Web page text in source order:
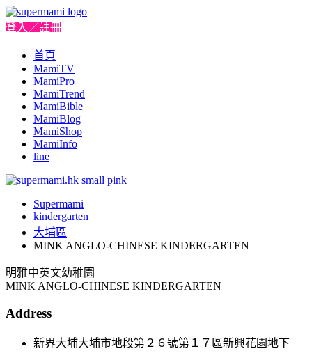
登入／註冊
首頁
MamiTV
MamiPro
MamiTrend
MamiBible
MamiBlog
MamiShop
MamiInfo
line
Supermami
kindergarten
大埔區
MINK ANGLO-CHINESE KINDERGARTEN
明雅中英文幼稚園
MINK ANGLO-CHINESE KINDERGARTEN
Address
新界大埔大埔市地段第２６號第１７區新興花園地下